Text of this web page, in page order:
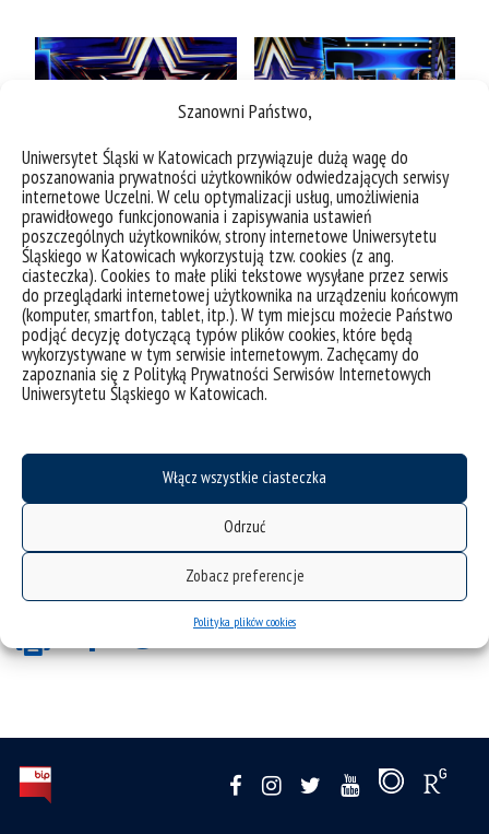
Szanowni Państwo,
Uniwersytet Śląski w Katowicach przywiązuje dużą wagę do
poszanowania prywatności użytkowników odwiedzających serwisy
internetowe Uczelni. W celu optymalizacji usług, umożliwienia
prawidłowego funkcjonowania i zapisywania ustawień
poszczególnych użytkowników, strony internetowe Uniwersytetu
Śląskiego w Katowicach wykorzystują tzw. cookies (z ang.
ciasteczka). Cookies to małe pliki tekstowe wysyłane przez serwis
do przeglądarki internetowej użytkownika na urządzeniu końcowym
(komputer, smartfon, tablet, itp.). W tym miejscu możecie Państwo
podjąć decyzję dotyczącą typów plików cookies, które będą
wykorzystywane w tym serwisie internetowym. Zachęcamy do
zapoznania się z Polityką Prywatności Serwisów Internetowych
Uniwersytetu Śląskiego w Katowicach.
Włącz wszystkie ciasteczka
Odrzuć
Zobacz preferencje
Polityka plików cookies